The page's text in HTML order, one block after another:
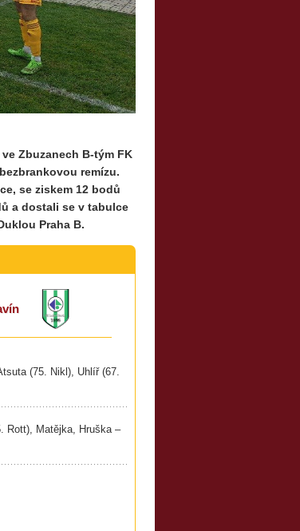
Zbuzanech B-tým FK
remízu.
se ziskem 12 bodů
a dostali se v tabulce
Praha B.
(75. Nikl), Uhlíř (67.
Rott), Matějka, Hruška –